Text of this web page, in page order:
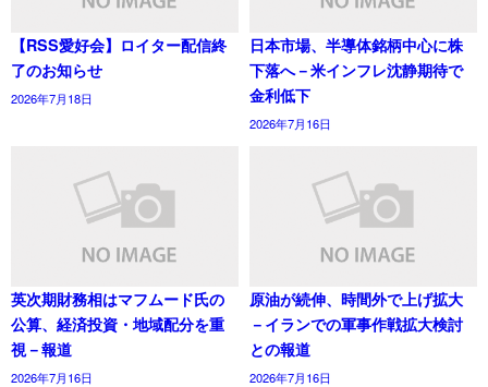
【RSS愛好会】ロイター配信終
了のお知らせ
2026年7月18日
日本市場、半導体銘柄中心に株
下落へ－米インフレ沈静期待で
金利低下
2026年7月16日
英次期財務相はマフムード氏の
公算、経済投資・地域配分を重
視－報道
2026年7月16日
原油が続伸、時間外で上げ拡大
－イランでの軍事作戦拡大検討
との報道
2026年7月16日